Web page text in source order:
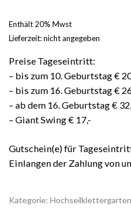
Enthält 20% Mwst
Lieferzeit: nicht angegeben
Preise Tageseintritt:
– bis zum 10. Geburtstag €
– bis zum 16. Geburtstag €
– ab dem 16. Geburtstag €
– Giant Swing € 17,-
Gutschein(e) für
Einlangen der Zahlung von
Kategorie: Hochseilklettergarten